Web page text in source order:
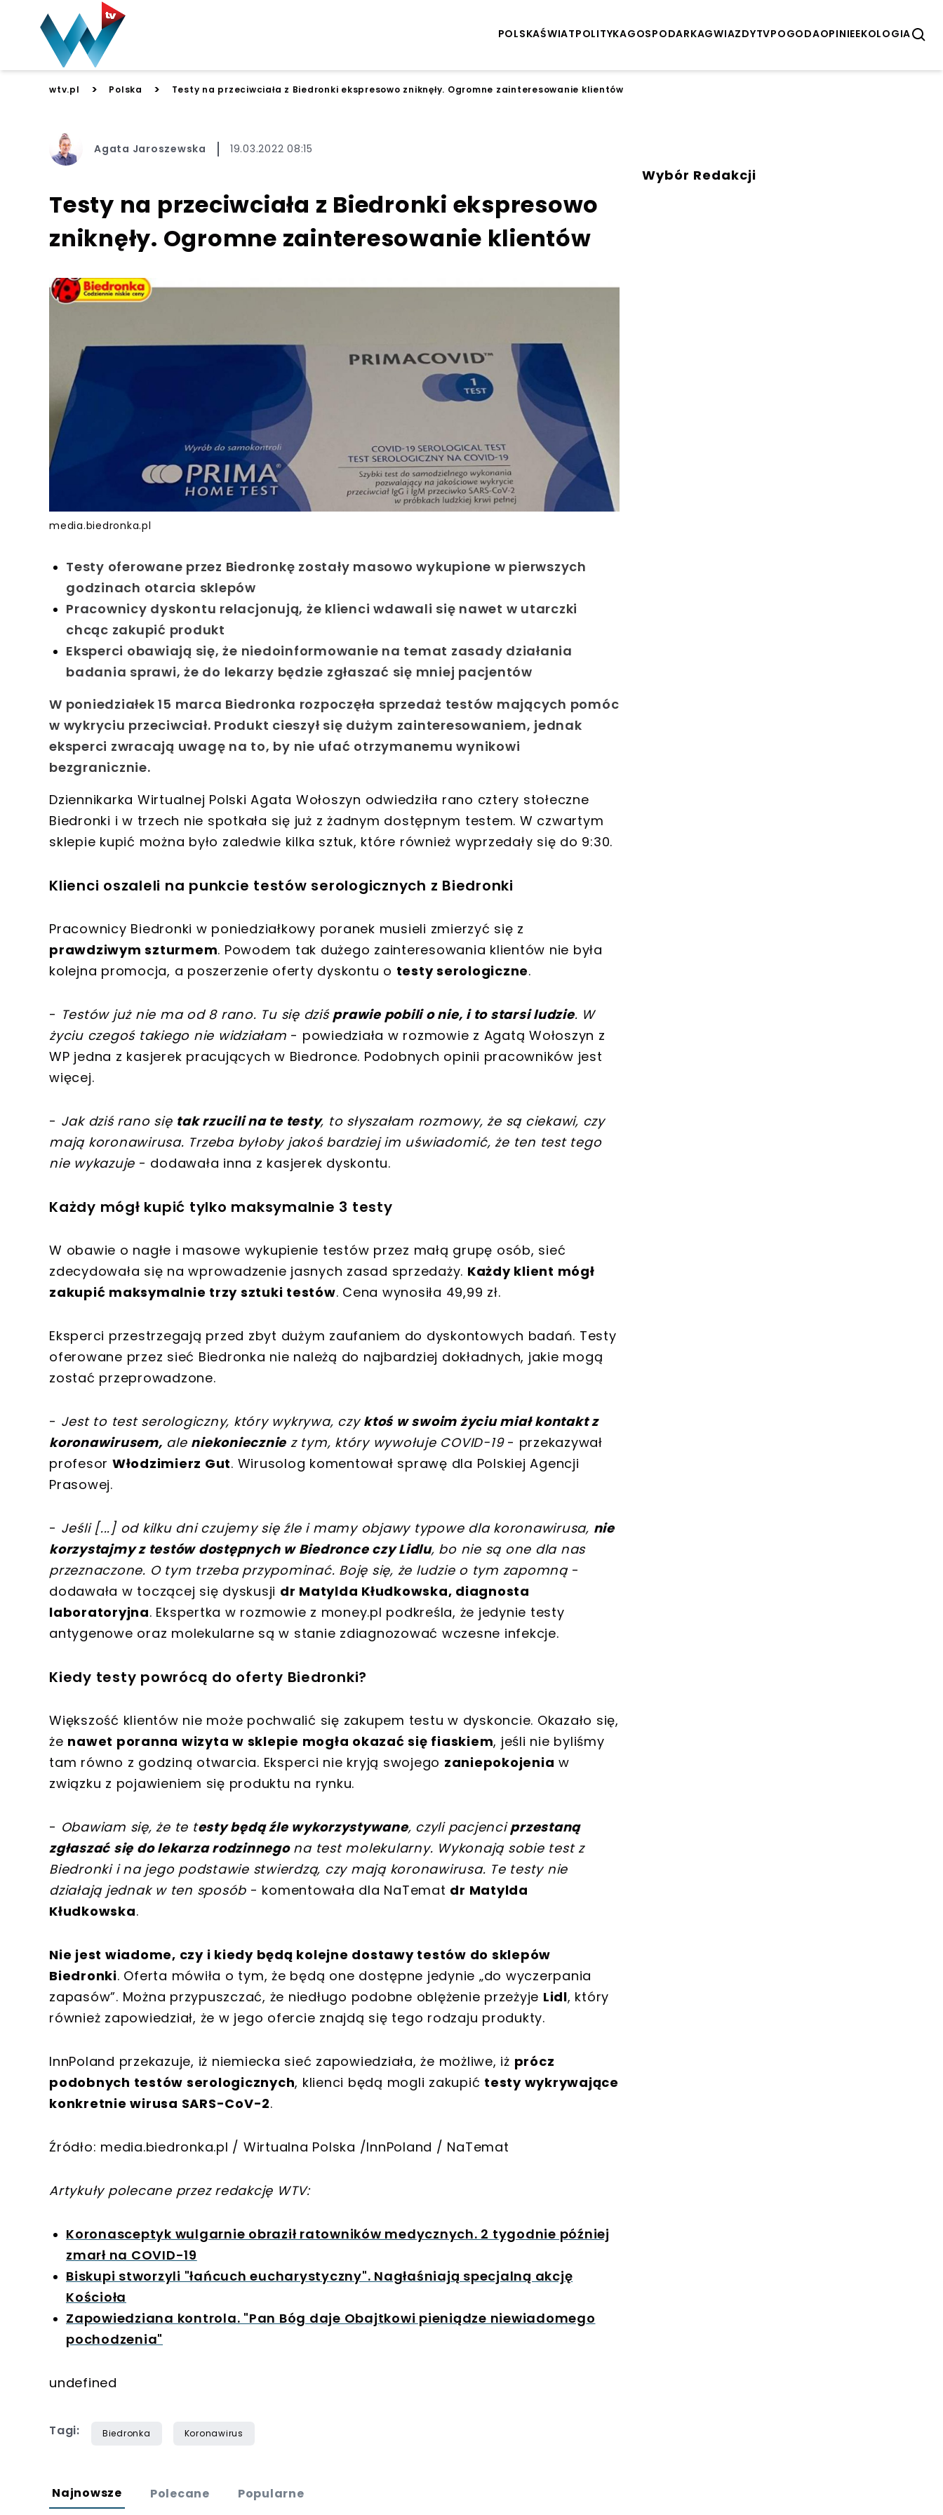
POLSKAŚWIATPOLITYKAGOSPODARKAGWIAZDYTVPOGODAOPINIEEKOLOGIA
wtv.pl > Polska > Testy na przeciwciała z Biedronki ekspresowo zniknęły. Ogromne zainteresowanie klientów
Agata Jaroszewska 19.03.2022 08:15
Testy na przeciwciała z Biedronki ekspresowo
zniknęły. Ogromne zainteresowanie klientów
media.biedronka.pl
Testy oferowane przez Biedronkę zostały masowo wykupione w pierwszych
godzinach otarcia sklepów
Pracownicy dyskontu relacjonują, że klienci wdawali się nawet w utarczki
chcąc zakupić produkt
Eksperci obawiają się, że niedoinformowanie na temat zasady działania
badania sprawi, że do lekarzy będzie zgłaszać się mniej pacjentów
W poniedziałek15 marca Biedronka rozpoczęła sprzedaż testów mających pomóc
w wykryciu przeciwciał. Produkt cieszył się dużym zainteresowaniem, jednak
eksperci zwracają uwagę na to, by nie ufać otrzymanemu wynikowi
bezgranicznie.
Dziennikarka Wirtualnej PolskiAgata Wołoszyn odwiedziła rano cztery stołeczne
Biedronki i w trzech nie spotkała się już z żadnym dostępnym testem. W czwartym
sklepie kupić można było zaledwie kilka sztuk, które również wyprzedały się do 9:30.
Klienci oszaleli na punkcie testów serologicznych z Biedronki
Pracownicy Biedronki w poniedziałkowy poranek musieli zmierzyć się z
prawdziwym szturmem. Powodem tak dużego zainteresowania klientów nie była
kolejna promocja, a poszerzenie oferty dyskontu o testy serologiczne.
- Testów już nie ma od 8 rano. Tu się dziś prawie pobili o nie, i to starsi ludzie. W
życiu czegoś takiego nie widziałam - powiedziała w rozmowie z Agatą Wołoszyn z
WP jedna z kasjerek pracujących w Biedronce. Podobnych opinii pracowników jest
więcej.
- Jak dziś rano się tak rzucili na te testy, to słyszałam rozmowy, że są ciekawi, czy
mają koronawirusa. Trzeba byłoby jakoś bardziej im uświadomić, że ten test tego
nie wykazuje - dodawała inna z kasjerek dyskontu.
Każdy mógł kupić tylko maksymalnie 3 testy
W obawie o nagłe i masowe wykupienie testów przez małą grupę osób, sieć
zdecydowała się na wprowadzenie jasnych zasad sprzedaży. Każdy klient mógł
zakupić maksymalnie trzy sztuki testów. Cena wynosiła 49,99 zł.
Eksperci przestrzegają przed zbyt dużym zaufaniem do dyskontowych badań. Testy
oferowane przez sieć Biedronka nie należą do najbardziej dokładnych, jakie mogą
zostać przeprowadzone.
- Jest to test serologiczny, który wykrywa, czy ktoś w swoim życiu miał kontakt z
koronawirusem, ale niekoniecznie z tym, który wywołuje COVID-19- przekazywał
profesor Włodzimierz Gut. Wirusolog komentował sprawę dla Polskiej Agencji
Prasowej.
- Jeśli [...]od kilku dni czujemy się źle i mamy objawy typowe dla koronawirusa, nie
korzystajmy z testów dostępnych w Biedronce czy Lidlu, bo nie są one dla nas
przeznaczone. O tym trzeba przypominać. Boję się, że ludzie o tym zapomną-
dodawała w toczącej się dyskusji dr Matylda Kłudkowska, diagnosta
laboratoryjna. Ekspertka w rozmowie z money.pl podkreśla, że jedynie testy
antygenowe oraz molekularne są w stanie zdiagnozować wczesne infekcje.
Kiedy testy powrócą do oferty Biedronki?
Większość klientów nie może pochwalić się zakupem testu w dyskoncie. Okazało się,
że nawet poranna wizyta w sklepie mogła okazać się fiaskiem, jeśli nie byliśmy
tam równo z godziną otwarcia. Eksperci nie kryją swojego zaniepokojenia w
związku z pojawieniem się produktu na rynku.
- Obawiam się, że te testy będą źle wykorzystywane, czyli pacjenciprzestaną
zgłaszać się do lekarza rodzinnegona test molekularny. Wykonają sobie test z
Biedronki i na jego podstawie stwierdzą, czy mają koronawirusa. Te testy nie
działają jednak w ten sposób - komentowała dla NaTemat dr Matylda
Kłudkowska.
Nie jest wiadome, czy i kiedy będą kolejne dostawy testów do sklepów
Biedronki. Oferta mówiła o tym, że będą one dostępne jedynie „do wyczerpania
zapasów”. Można przypuszczać, że niedługo podobne oblężenie przeżyje Lidl, który
również zapowiedział, że w jego ofercie znajdą się tego rodzaju produkty.
InnPoland przekazuje, iż niemiecka sieć zapowiedziała, że możliwe, iż prócz
podobnych testów serologicznych, klienci będą mogli zakupić testy wykrywające
konkretnie wirusa SARS-CoV-2.
Źródło: media.biedronka.pl / Wirtualna Polska /InnPoland / NaTemat
Artykuły polecane przez redakcję WTV:
Koronasceptyk wulgarnie obraził ratowników medycznych. 2 tygodnie później
zmarł na COVID-19
Biskupi stworzyli "łańcuch eucharystyczny". Nagłaśniają specjalną akcję
Kościoła
Zapowiedziana kontrola. "Pan Bóg daje Obajtkowi pieniądze niewiadomego
pochodzenia"
undefined
Tagi: Biedronka Koronawirus
Wybór Redakcji
Najnowsze Polecane Popularne